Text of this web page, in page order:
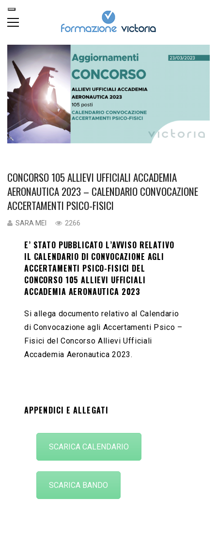
CONCORSO 105 ALLIEVI UFFICIALI ACCADEMIA
AERONAUTICA 2023 – CALENDARIO CONVOCAZIONE
ACCERTAMENTI PSICO-FISICI
SARA MEI 2266
E’ STATO PUBBLICATO L’AVVISO RELATIVO
IL CALENDARIO DI CONVOCAZIONE AGLI
ACCERTAMENTI PSICO-FISICI DEL
CONCORSO 105 ALLIEVI UFFICIALI
ACCADEMIA AERONAUTICA 2023
Si allega documento relativo al Calendario
di Convocazione agli Accertamenti Psico –
Fisici del Concorso Allievi Ufficiali
Accademia Aeronautica 2023.
APPENDICI E ALLEGATI
SCARICA CALENDARIO
SCARICA BANDO